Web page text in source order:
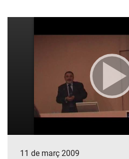
11 de març 2009